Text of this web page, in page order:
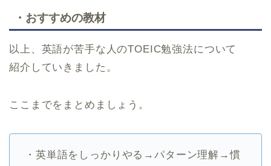
・おすすめの教材
以上、英語が苦手な人のTOEIC勉強法について
紹介していきました。
ここまでをまとめましょう。
・英単語をしっかりやる→パターン理解→慣